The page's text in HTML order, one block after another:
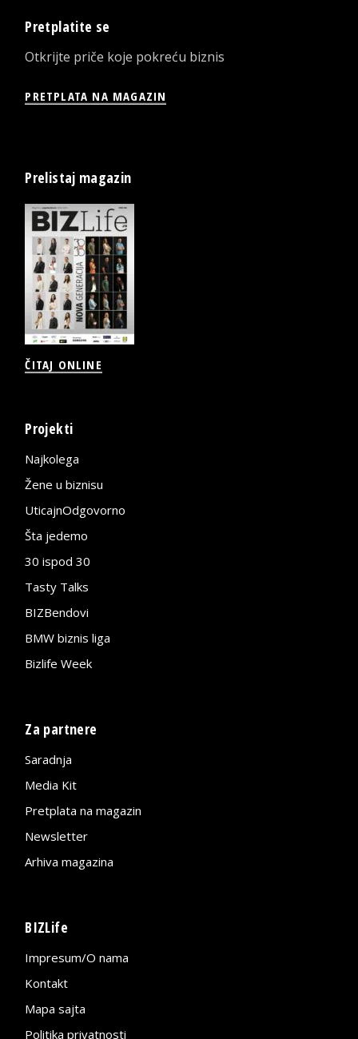
Pretplatite se
Otkrijte priče koje pokreću biznis
PRETPLATA NA MAGAZIN
Prelistaj magazin
ČITAJ ONLINE
Projekti
Najkolega
Žene u biznisu
UticajnOdgovorno
Šta jedemo
30 ispod 30
Tasty Talks
BIZBendovi
BMW biznis liga
Bizlife Week
Za partnere
Saradnja
Media Kit
Pretplata na magazin
Newsletter
Arhiva magazina
BIZLife
Impresum/O nama
Kontakt
Mapa sajta
Politika privatnosti